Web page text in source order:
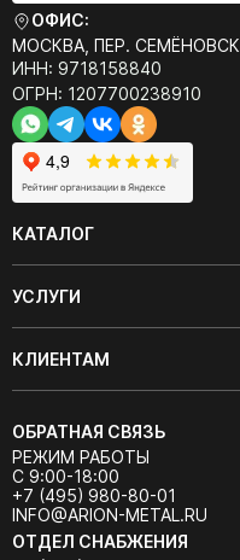
ОФИС:
МОСКВА, ПЕР.
ИНН: 9718158840
ОГРН: 1207700238910
КАТАЛОГ
УСЛУГИ
КЛИЕНТАМ
ОБРАТНАЯ СВЯЗЬ
РЕЖИМ РАБОТЫ
С 9:00-18:00
+7 (495) 980-80-01
INFO@ARION-METAL.RU
ОТДЕЛ СНАБЖЕНИЯ